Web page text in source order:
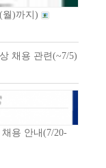
월)까지)
채용 관련(~7/5)
용 안내(7/20-